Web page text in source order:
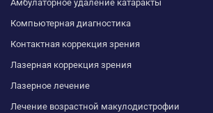
Амбулаторное удаление катаракты
Компьютерная диагностика
Контактная коррекция зрения
Лазерная коррекция зрения
Лазерное лечение
Лечение возрастной макулодистрофии